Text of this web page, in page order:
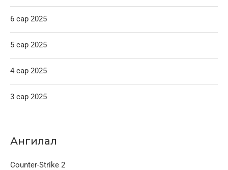
6 сар 2025
5 сар 2025
4 сар 2025
3 сар 2025
Ангилал
Counter-Strike 2